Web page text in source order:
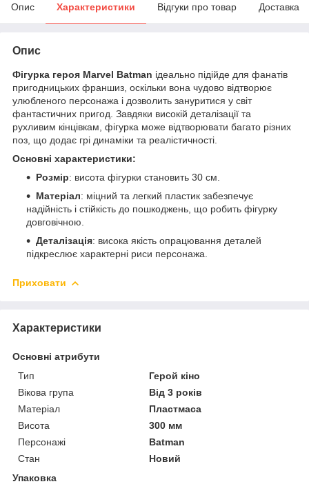
Опис Характеристики Відгуки про товар Доставка
Опис
Фігурка героя Marvel Batman ідеально підійде для фанатів
пригодницьких франшиз, оскільки вона чудово відтворює
улюбленого персонажа і дозволить зануритися у світ
фантастичних пригод. Завдяки високій деталізації та
рухливим кінцівкам, фігурка може відтворювати багато різних
поз, що додає грі динаміки та реалістичності.
Основні характеристики:
Розмір: висота фігурки становить 30 см.
Матеріал: міцний та легкий пластик забезпечує
надійність і стійкість до пошкоджень, що робить фігурку
довговічною.
Деталізація: висока якість опрацювання деталей
підкреслює характерні риси персонажа.
Приховати
Характеристики
Основні атрибути
Тип
Герой кіно
Вікова група
Від 3 років
Матеріал
Пластмаса
Висота
300 мм
Персонажі
Batman
Стан
Новий
Упаковка